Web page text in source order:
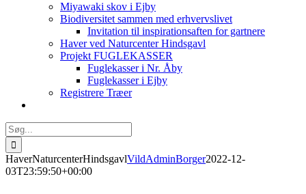
Miyawaki skov i Ejby
Biodiversitet sammen med erhvervslivet
Invitation til inspirationsaften for gartnere
Haver ved Naturcenter Hindsgavl
Projekt FUGLEKASSER
Fuglekasser i Nr. Åby
Fuglekasser i Ejby
Registrere Træer
Søg
efter:
HaverNaturcenterHindsgavlVildAdminBorger2022-12-
03T23:59:50+00:00